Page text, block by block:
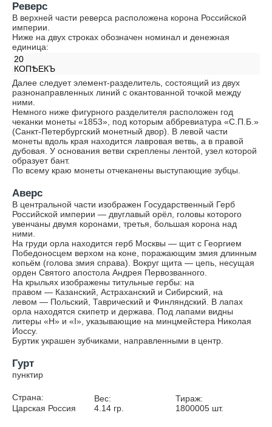
Реверс
В верхней части реверса расположена корона Российской
империи.
Ниже на двух строках обозначен номинал и денежная
единица:
20
КОПѢЕКЪ
Далее следует элемент-разделитель, состоящий из двух
разнонаправленных линий с окантованной точкой между
ними.
Немного ниже фигурного разделителя расположен год
чеканки монеты «1853», под которым аббревиатура «С.П.Б.»
(Санкт-Петербургский монетный двор). В левой части
монеты вдоль края находится лавровая ветвь, а в правой
дубовая. У основания ветви скреплены лентой, узел которой
образует бант.
По всему краю монеты отчеканены выступающие зубцы.
Аверс
В центральной части изображен Государственный Герб
Российской империи — двуглавый орёл, головы которого
увенчаны двумя коронами, третья, большая корона над
ними.
На груди орла находится герб Москвы — щит с Георгием
Победоносцем верхом на коне, поражающим змия длинным
копьём (голова змия справа). Вокруг щита — цепь, несущая
орден Святого апостола Андрея Первозванного.
На крыльях изображены титульные гербы: на
правом — Казанский, Астраханский и Сибирский, на
левом — Польский, Таврический и Финляндский. В лапах
орла находятся скипетр и держава. Под лапами видны
литеры «Н» и «I», указывающие на минцмейстера Николая
Иоссу.
Буртик украшен зубчиками, направленными в центр.
Гурт
пунктир
Страна:
Царская Россия
Вес:
4.14гр.
Тираж:
1800005 шт.